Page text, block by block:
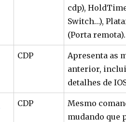
cdp),
Switch…),
(Porta remota).
CDP
Apresenta as
anterior,
detalhes de
CDP
Mesmo
mudando que